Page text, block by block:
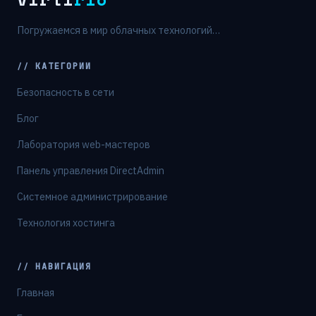
Погружаемся в мир облачных технологий…
// КАТЕГОРИИ
Безопасность в сети
Блог
Лаборатория web-мастеров
Панель управления DirectAdmin
Системное администрирование
Технология хостинга
// НАВИГАЦИЯ
Главная